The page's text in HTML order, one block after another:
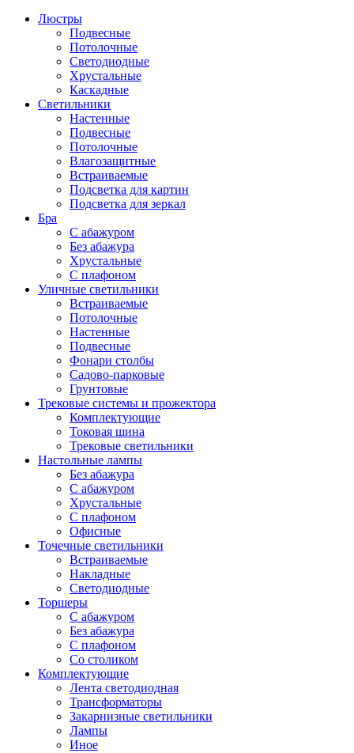
Люстры
Подвесные
Потолочные
Светодиодные
Хрустальные
Каскадные
Светильники
Настенные
Подвесные
Потолочные
Влагозащитные
Встраиваемые
Подсветка для картин
Подсветка для зеркал
Бра
С абажуром
Без абажура
Хрустальные
С плафоном
Уличные светильники
Встраиваемые
Потолочные
Настенные
Подвесные
Фонари столбы
Садово-парковые
Грунтовые
Трековые системы и прожектора
Комплектующие
Токовая шина
Трековые светильники
Настольные лампы
Без абажура
С абажуром
Хрустальные
С плафоном
Офисные
Точечные светильники
Встраиваемые
Накладные
Светодиодные
Торшеры
С абажуром
Без абажура
С плафоном
Со столиком
Комплектующие
Лента светодиодная
Трансформаторы
Закарнизные светильники
Лампы
Иное